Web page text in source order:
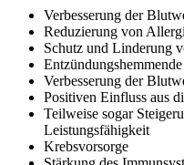
Verbesserung der
Reduzierung von
Schutz und Linderung
Verbesserung der
Positiven Einfluss aus
Teilweise sogar
Leistungsfähigkeit
Krebsvorsorge